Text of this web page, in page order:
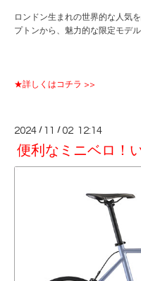
ロンドン生まれの世界的な人気
プトンから、魅力的な限定モデル
★詳しくはコチラ >>
2024 / 11 /02 12:14
便利なミニベロ！